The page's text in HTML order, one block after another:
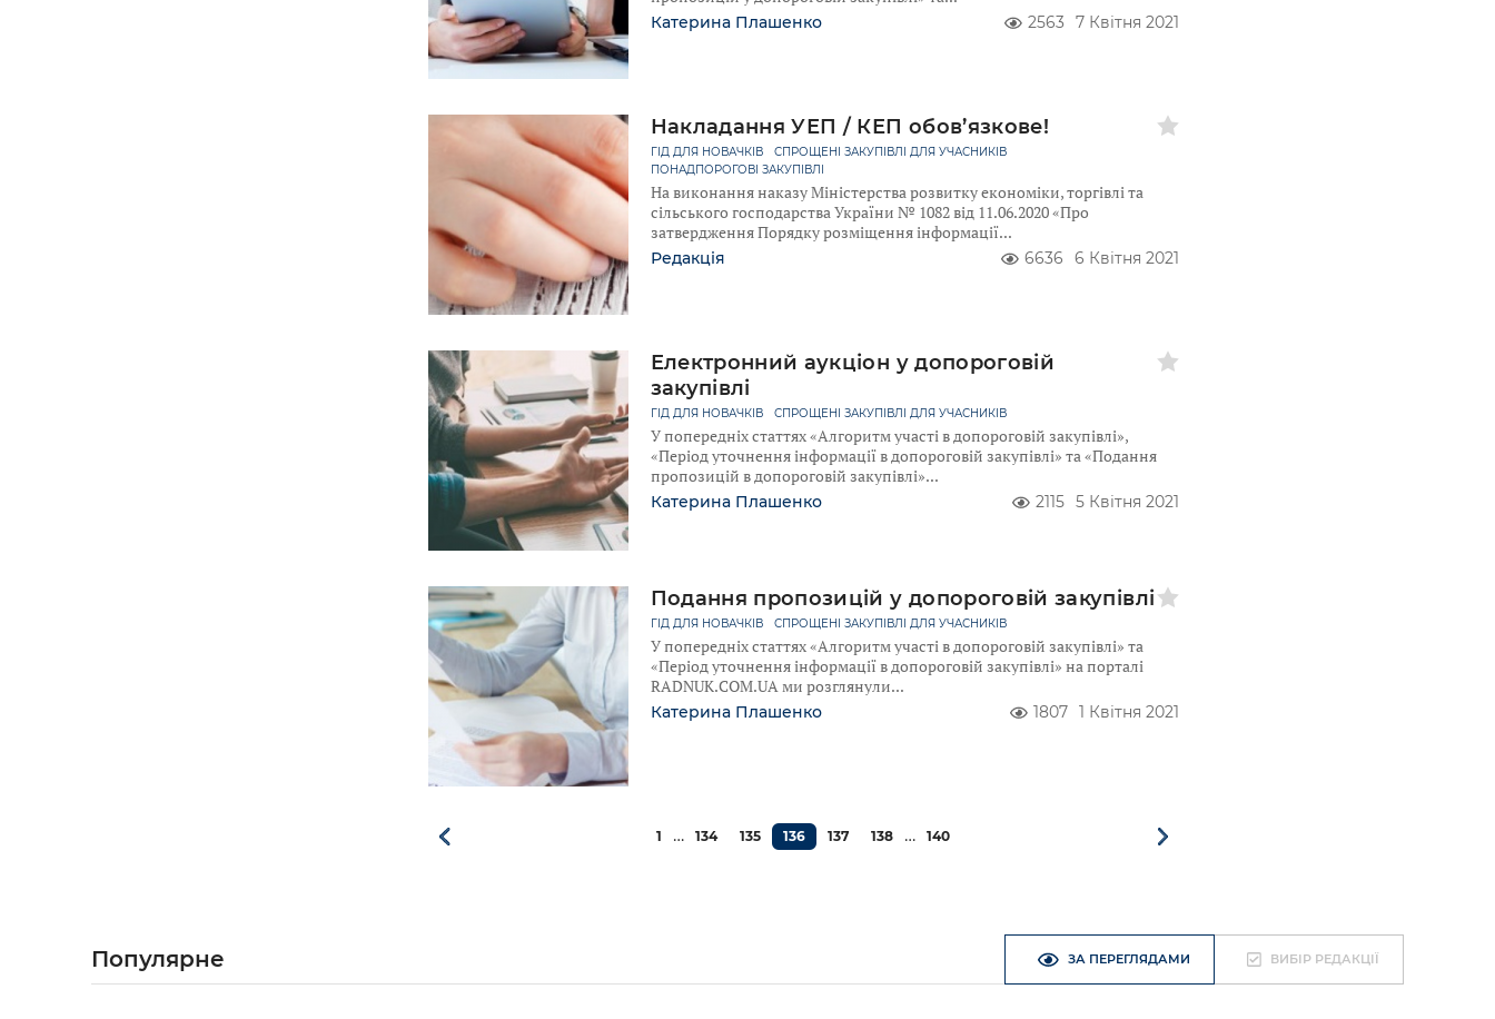
Катерина Плашенко 2563 7 Квітня 2021
Накладання УЕП / КЕП обов’язкове!
ГІД ДЛЯ НОВАЧКІВ
СПРОЩЕНІ ЗАКУПІВЛІ ДЛЯ УЧАСНИКІВ
ПОНАДПОРОГОВІ ЗАКУПІВЛІ
На виконання наказу Міністерства розвитку економіки, торгівлі та
сільського господарства України № 1082 від 11.06.2020 «Про
затвердження Порядку розміщення інформації
Редакція 6636 6 Квітня 2021
Електронний аукціон у допороговій
закупівлі
ГІД ДЛЯ НОВАЧКІВ СПРОЩЕНІ ЗАКУПІВЛІ ДЛЯ УЧАСНИКІВ
У попередніх статтях «Алгоритм участі в допороговій закупівлі»,
«Період уточнення інформації в допороговій закупівлі» та «Подання
пропозицій в допороговій закупівлі»
Катерина Плашенко 2115 5 Квітня 2021
Подання пропозицій у допороговій закупівлі
ГІД ДЛЯ НОВАЧКІВ СПРОЩЕНІ ЗАКУПІВЛІ ДЛЯ УЧАСНИКІВ
У попередніх статтях «Алгоритм участі в допороговій закупівлі» та
«Період уточнення інформації в допороговій закупівлі» на порталі
RADNUK.COM.UA ми розглянули
Катерина Плашенко 1807 1 Квітня 2021
1 … 134 135 136 137 138 … 140
Популярне ЗА ПЕРЕГЛЯДАМИ ВИБІР РЕДАКЦІЇ